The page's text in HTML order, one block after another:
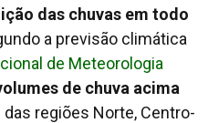
das chuvas em todo
a previsão climática
de Meteorologia
de chuva acima
regiões Norte, Centro-